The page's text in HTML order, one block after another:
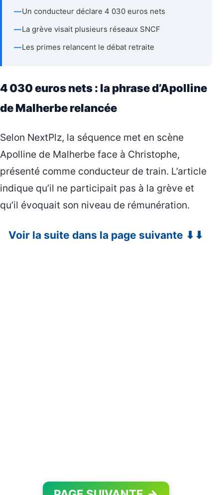
—Un conducteur déclare 4 030 euros nets
—La grève visait plusieurs réseaux SNCF
—Les primes relancent le débat retraite
4 030 euros nets : la phrase d’Apolline
de Malherbe relancée
Selon NextPlz, la séquence met en scène
Apolline de Malherbe face à Christophe,
présenté comme conducteur de train. L’article
indique qu’il ne participait pas à la grève et
qu’il évoquait son niveau de rémunération.
Voir la suite dans la page suivante ⬇⬇